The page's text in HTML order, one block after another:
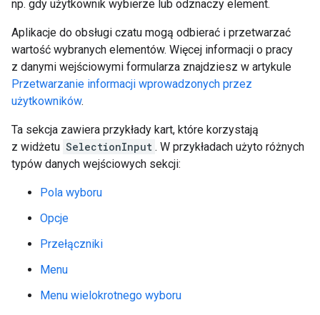
np. gdy użytkownik wybierze lub odznaczy element.
Aplikacje do obsługi czatu mogą odbierać i przetwarzać
wartość wybranych elementów. Więcej informacji o pracy
z danymi wejściowymi formularza znajdziesz w artykule
Przetwarzanie informacji wprowadzonych przez
użytkowników.
Ta sekcja zawiera przykłady kart, które korzystają
z widżetu SelectionInput . W przykładach użyto różnych
typów danych wejściowych sekcji:
Pola wyboru
Opcje
Przełączniki
Menu
Menu wielokrotnego wyboru